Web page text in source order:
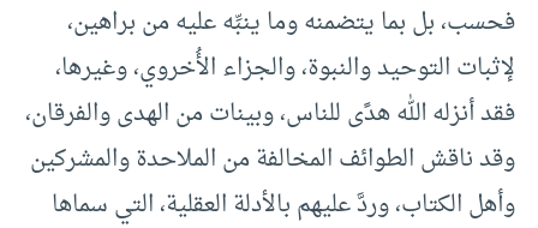
فحسب، بل بما يتضمنه وما ينبِّه عليه من براهين،
لإثبات التوحيد والنبوة، والجزاء الأُخروي، وغيرها،
فقد أنزله الله هدًى للناس، وبينات من الهدى والفرقان،
وقد ناقش الطوائف المخالفة من الملاحدة والمشركين
وأهل الكتاب، وردَّ عليهم بالأدلة العقلية، التي سماها